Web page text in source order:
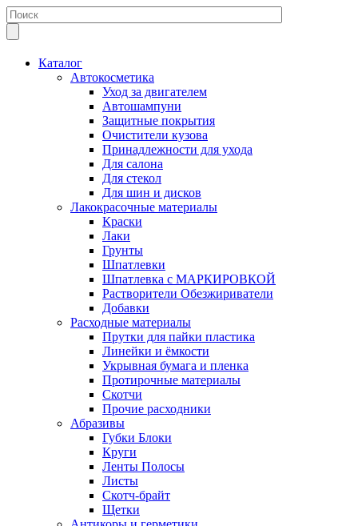
Каталог
Автокосметика
Уход за двигателем
Автошампуни
Защитные покрытия
Очистители кузова
Принадлежности для ухода
Для салона
Для стекол
Для шин и дисков
Лакокрасочные материалы
Краски
Лаки
Грунты
Шпатлевки
Шпатлевка с МАРКИРОВКОЙ
Растворители Обезжириватели
Добавки
Расходные материалы
Прутки для пайки пластика
Линейки и ёмкости
Укрывная бумага и пленка
Протирочные материалы
Скотчи
Прочие расходники
Абразивы
Губки Блоки
Круги
Ленты Полосы
Листы
Скотч-брайт
Щетки